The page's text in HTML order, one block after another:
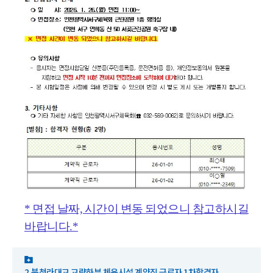
* 면접 날짜, 시간이 변동 되었으니 참고하시길
바랍니다.*